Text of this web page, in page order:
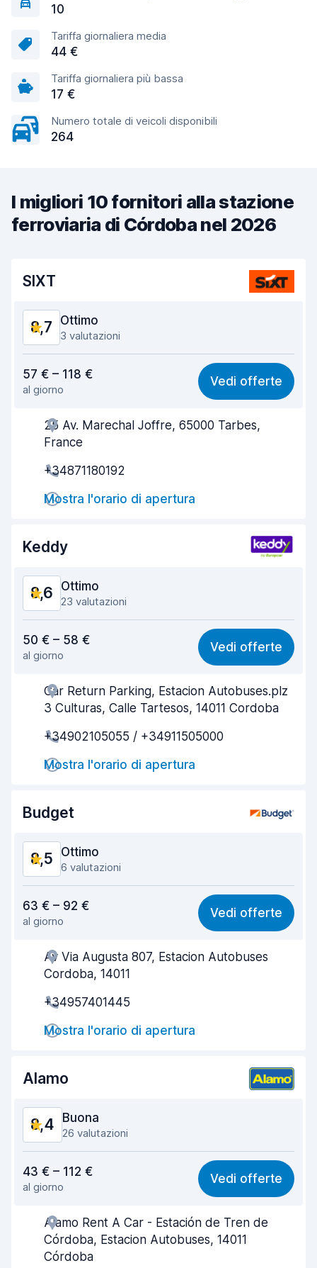
10
Tariffa giornaliera media
44 €
Tariffa giornaliera più bassa
17 €
Numero totale di veicoli disponibili
264
I migliori 10 fornitori alla stazione
ferroviaria di Córdoba nel 2026
SIXT
8,7 Ottimo
3 valutazioni
8,5
Facile da trovare 8,3
Gentilezza degli agenti
Condizioni dell'auto 9,2
57 € – 118 €
al giorno
Vedi offerte
25 Av. Marechal Joffre, 65000 Tarbes,
France
+34871180192
Mostra l'orario di apertura
Keddy
8,6 Ottimo
23 valutazioni
8,3
Facile da trovare 8,3
Gentilezza degli agenti 8,7
Condizioni dell'auto 8,3
50 € – 58 €
al giorno
Vedi offerte
Car Return Parking, Estacion Autobuses.plz
3 Culturas, Calle Tartesos, 14011 Cordoba
+34902105055 / +34911505000
Mostra l'orario di apertura
Budget
8,5 Ottimo
6 valutazioni
8,0
Facile da trovare 8,5
Gentilezza degli agenti
Condizioni dell'auto 9,0
63 € – 92 €
al giorno
Vedi offerte
Av Via Augusta 807, Estacion Autobuses
Cordoba, 14011
+34957401445
Mostra l'orario di apertura
Alamo
8,4 Buona
26 valutazioni
8,0
Facile da trovare 8,6
Gentilezza degli agenti
Rapidità del ritiro
43 € – 112 €
al giorno
Vedi offerte
Alamo Rent A Car - Estación de Tren de
Córdoba, Estacion Autobuses, 14011
Córdoba